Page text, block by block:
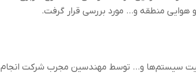
هوایی منطقه و… مورد بررسی قرار گرفت.
ظرفیت سیستم‌ها و… توسط مهندسین مجرب شرکت انجام